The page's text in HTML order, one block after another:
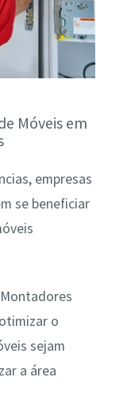
Móveis em
empresas
se beneficiar
o
sejam
a área